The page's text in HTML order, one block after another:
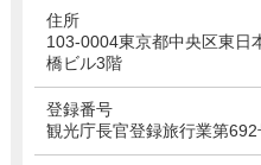
住所
103-0004東京都中央区東日
橋ビル3階
登録番号
観光庁長官登録旅行業第692